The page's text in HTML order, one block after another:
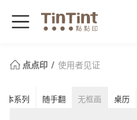
点点印 使用者见证
本系列 随手翻 无框画 桌历